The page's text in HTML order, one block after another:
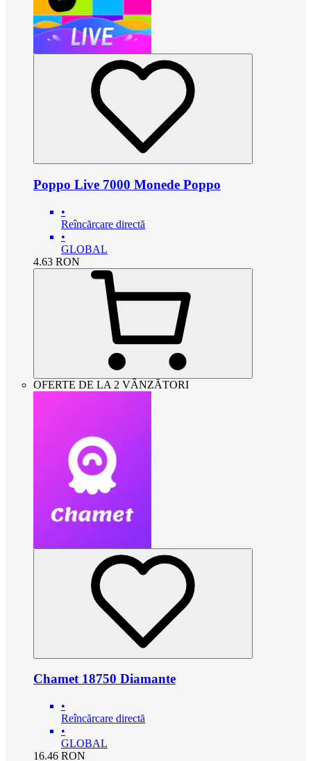
Poppo Live 7000 Monede Poppo
•
Reîncărcare directă
•
GLOBAL
4.63 RON
OFERTE DE LA 2 VÂNZĂTORI
Chamet 18750 Diamante
•
Reîncărcare directă
•
GLOBAL
16.46 RON